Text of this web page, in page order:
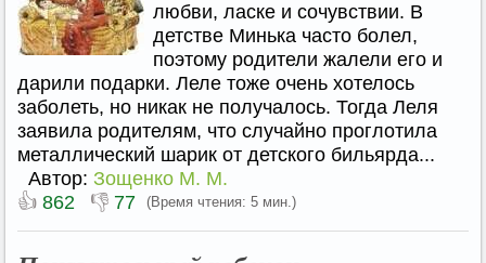
любви, ласке и сочувствии. В
детстве Минька часто болел,
поэтому родители жалели его и
дарили подарки. Леле тоже очень хотелось
заболеть, но никак не получалось. Тогда Леля
заявила родителям, что случайно проглотила
металлический шарик от детского бильярда...
Автор: Зощенко М. М.
👍 862 👎 77 (Время чтения: 5 мин.)